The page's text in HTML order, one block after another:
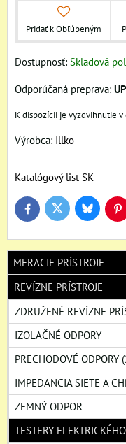
Pridať k Obľúbeným
Dostupnosť: Skladová
Výrobca: Illko
Katalógový list SK
FacebookTwitter Bluesky
MERACIE PRÍSTROJE
REVÍZNE PRÍSTROJE
ZDRUŽENÉ REVÍZNE
IZOLAČNÉ ODPORY
PRECHODOVÉ ODPORY
IMPEDANCIA SIETE A
ZEMNÝ ODPOR
TESTERY